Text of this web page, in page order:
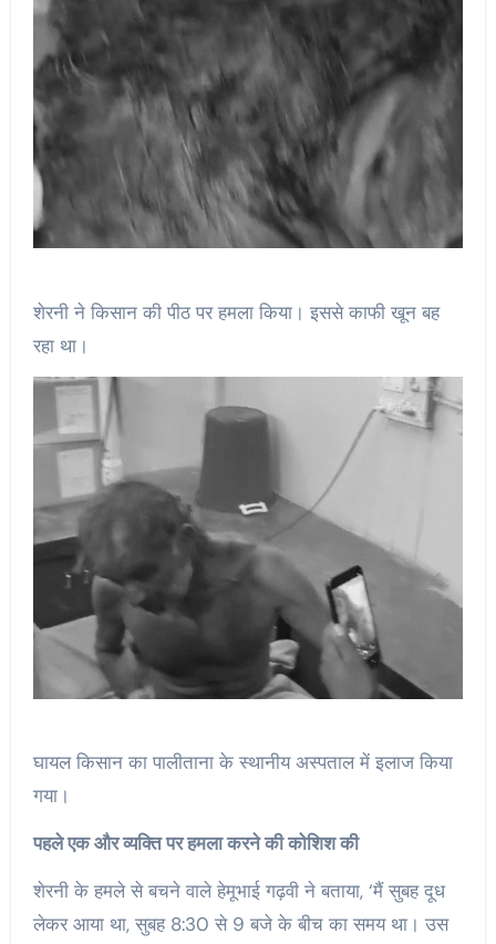
शेरनी ने किसान की पीठ पर हमला किया। इससे काफी खून बह
रहा था।
घायल किसान का पालीताना के स्थानीय अस्पताल में इलाज किया
गया।
पहले एक और व्यक्ति पर हमला करने की कोशिश की
शेरनी के हमले से बचने वाले हेमूभाई गढ़वी ने बताया, ‘मैं सुबह दूध
लेकर आया था, सुबह 8:30 से 9 बजे के बीच का समय था। उस